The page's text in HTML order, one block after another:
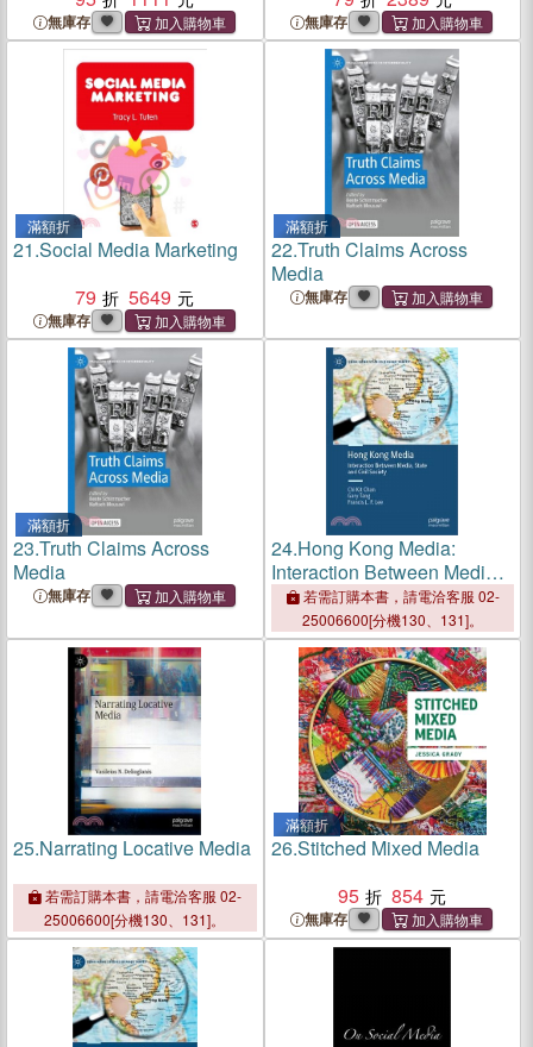
無庫存 無庫存
滿額折
21.Social Media Marketing
79
5649
無庫存
滿額折
22.Truth Claims Across
Media
無庫存
滿額折
23.Truth Claims Across
Media
無庫存
24.Hong Kong Media:
Interaction Between Media,
State and Civil Society
若需訂購本書，請電洽客服 02-
25006600[分機130、131]。
25.Narrating Locative Media
若需訂購本書，請電洽客服 02-
25006600[分機130、131]。
滿額折
26.Stitched Mixed Media
95
854
無庫存